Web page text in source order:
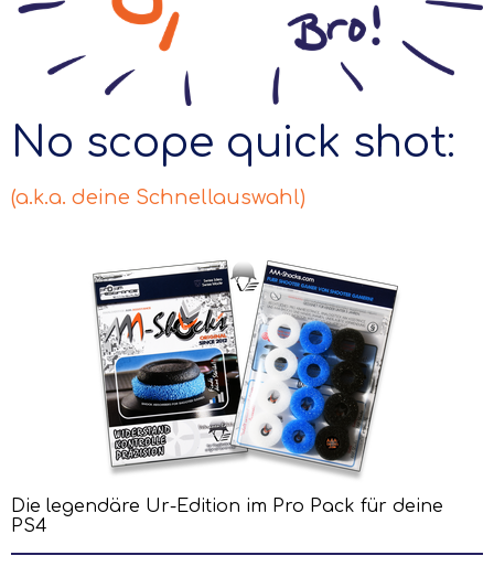
No scope quick shot:
(a.k.a. deine Schnellauswahl)
Die legendäre Ur-Edition im Pro Pack für deine
PS4